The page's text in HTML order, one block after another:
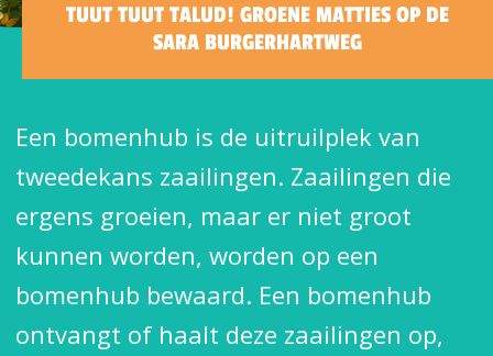
TUUT TUUT TALUD! GROENE MATTIES OP DE
SARA BURGERHARTWEG
Een bomenhub is de uitruilplek van
tweedekans zaailingen. Zaailingen die
ergens groeien, maar er niet groot
kunnen worden, worden op een
bomenhub bewaard. Een bomenhub
ontvangt of haalt deze zaailingen op,